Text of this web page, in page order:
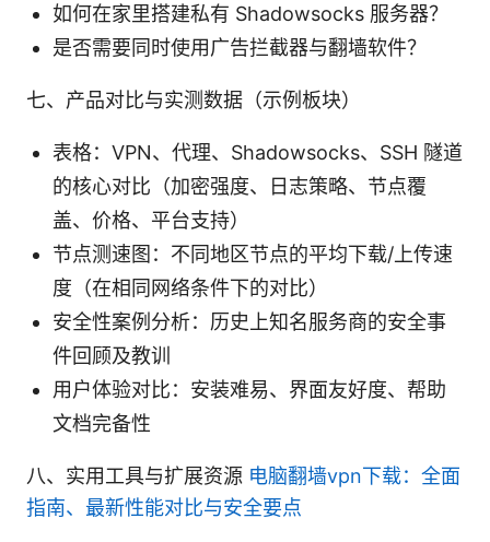
如何在家里搭建私有 Shadowsocks 服务器？
是否需要同时使用广告拦截器与翻墙软件？
七、产品对比与实测数据（示例板块）
表格：VPN、代理、Shadowsocks、SSH 隧道
的核心对比（加密强度、日志策略、节点覆
盖、价格、平台支持）
节点测速图：不同地区节点的平均下载/上传速
度（在相同网络条件下的对比）
安全性案例分析：历史上知名服务商的安全事
件回顾及教训
用户体验对比：安装难易、界面友好度、帮助
文档完备性
八、实用工具与扩展资源 电脑翻墙vpn下载：全面
指南、最新性能对比与安全要点